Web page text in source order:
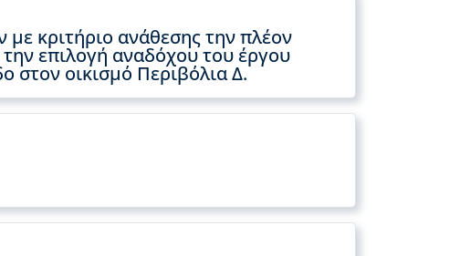
κριτήριο ανάθεσης την πλέον
επιλογή αναδόχου του έργου
στον οικισμό Περιβόλια Δ.